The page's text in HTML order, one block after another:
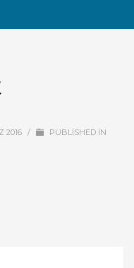
2016 / PUBLISHED IN